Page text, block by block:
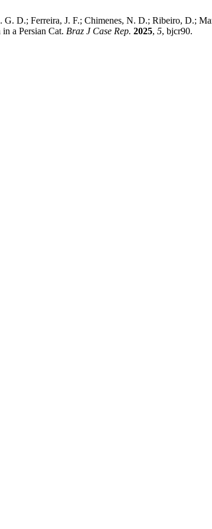
G. D.; Ferreira, J. F.; Chimenes, N. D.; Ribeiro, D.;
a Persian Cat. Braz J Case Rep. 2025, 5, bjcr90.